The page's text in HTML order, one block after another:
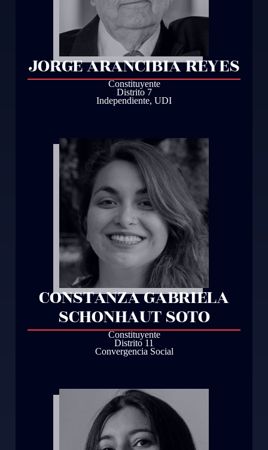
JORGE ARANCIBIA REYES
Constituyente
Distrito 7
Independiente, UDI
CONSTANZA GABRIELA
SCHONHAUT SOTO
Constituyente
Distrito 11
Convergencia Social